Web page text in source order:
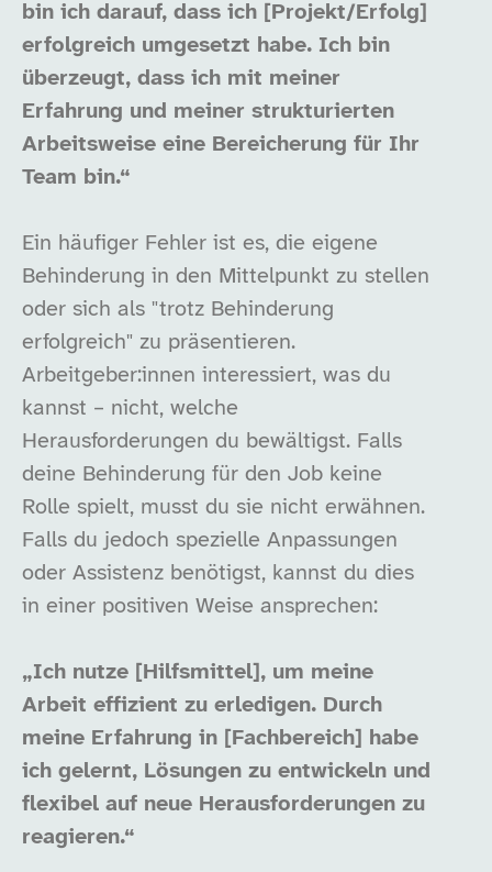
bin ich darauf, dass ich [Projekt/Erfolg]
erfolgreich umgesetzt habe. Ich bin
überzeugt, dass ich mit meiner
Erfahrung und meiner strukturierten
Arbeitsweise eine Bereicherung für Ihr
Team bin.“
Ein häufiger Fehler ist es, die eigene
Behinderung in den Mittelpunkt zu stellen
oder sich als "trotz Behinderung
erfolgreich" zu präsentieren.
Arbeitgeber:innen interessiert, was du
kannst – nicht, welche
Herausforderungen du bewältigst. Falls
deine Behinderung für den Job keine
Rolle spielt, musst du sie nicht erwähnen.
Falls du jedoch spezielle Anpassungen
oder Assistenz benötigst, kannst du dies
in einer positiven Weise ansprechen:
„Ich nutze [Hilfsmittel], um meine
Arbeit effizient zu erledigen. Durch
meine Erfahrung in [Fachbereich] habe
ich gelernt, Lösungen zu entwickeln und
flexibel auf neue Herausforderungen zu
reagieren.“